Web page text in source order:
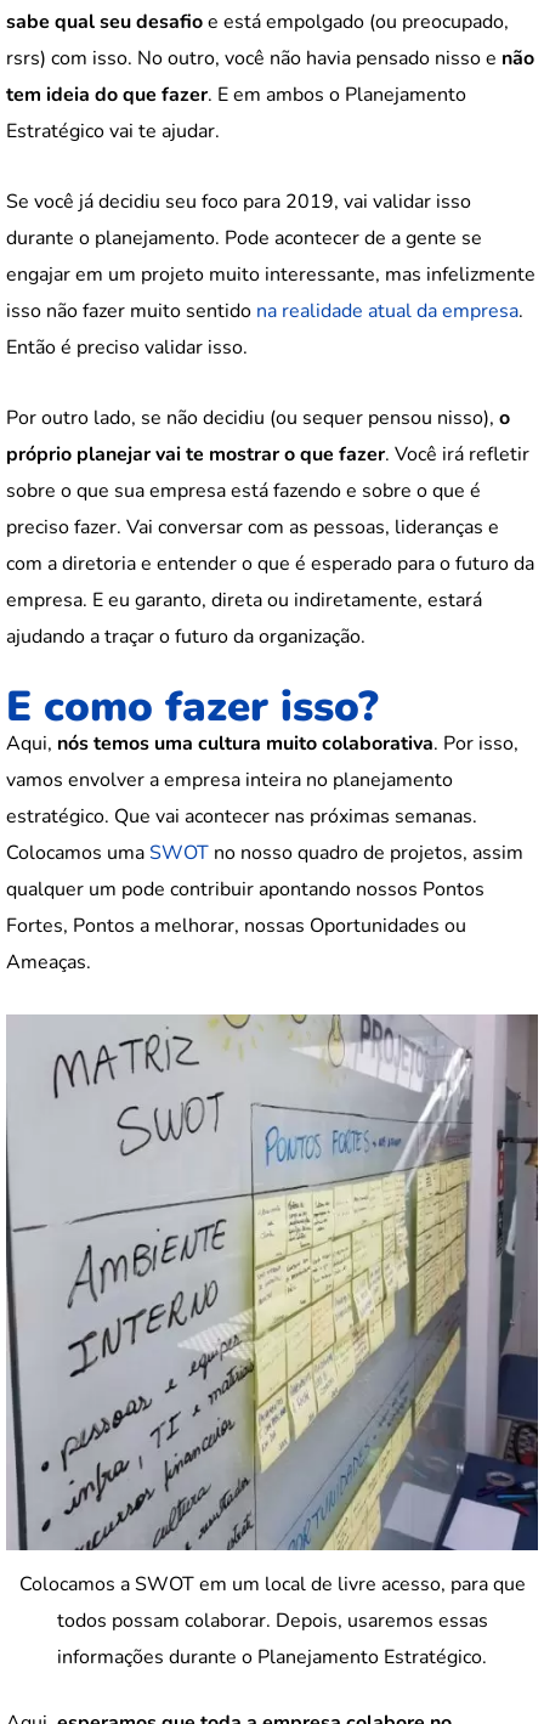
sabe qual seu desafioe está empolgado (ou preocupado,
rsrs) com isso. No outro, você não havia pensado nisso e não
tem ideia do que fazer. E em ambos o Planejamento
Estratégico vai te ajudar.
Se você já decidiu seu foco para 2019, vai validar isso
durante o planejamento. Pode acontecer de a gente se
engajar em um projeto muito interessante, mas infelizmente
isso não fazer muito sentido na realidade atual da empresa.
Então é preciso validar isso.
Por outro lado, se não decidiu (ou sequer pensou nisso), o
próprio planejar vai te mostrar o que fazer. Você irá refletir
sobre o que sua empresa está fazendo e sobre o que é
preciso fazer. Vai conversar com as pessoas, lideranças e
com a diretoria e entender o que é esperado para o futuro da
empresa. E eu garanto, direta ou indiretamente, estará
ajudando a traçar o futuro da organização.
E como fazer isso?
Aqui, nós temos uma cultura muito colaborativa. Por isso,
vamos envolver a empresa inteira no planejamento
estratégico. Que vai acontecer nas próximas semanas.
Colocamos umaSWOT no nosso quadro de projetos, assim
qualquer um pode contribuir apontando nossos Pontos
Fortes, Pontos a melhorar, nossas Oportunidades ou
Ameaças.
Colocamos a SWOT em um local de livre acesso, para que
todos possam colaborar. Depois, usaremos essas
informações durante o Planejamento Estratégico.